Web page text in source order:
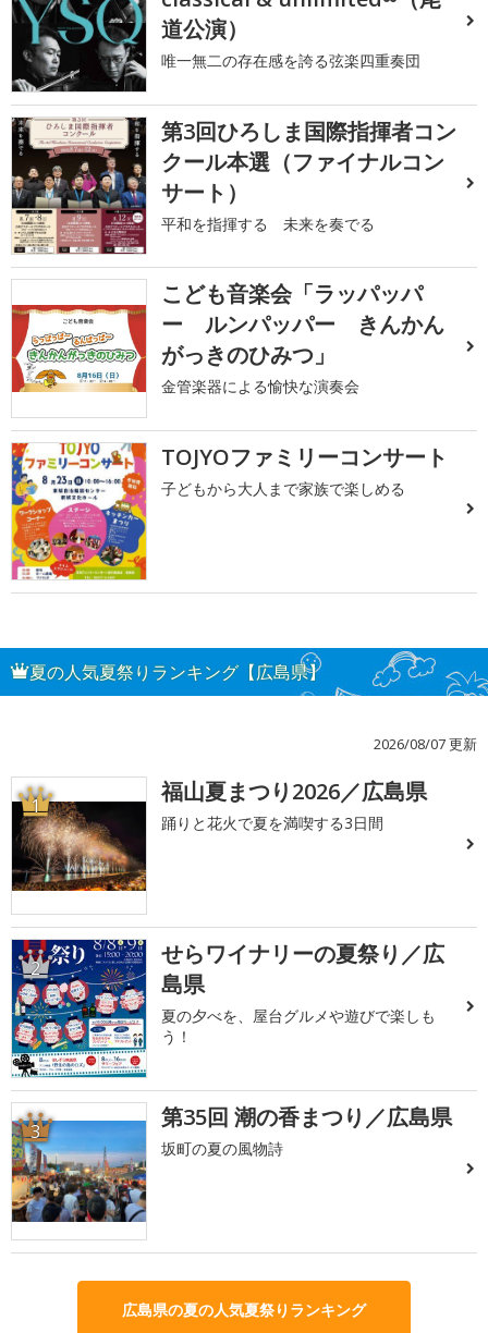
道公演）
唯一無二の存在感を誇る弦楽四重奏団
第3回ひろしま国際指揮者コン
クール本選（ファイナルコン
サート）
平和を指揮する 未来を奏でる
こども音楽会「ラッパッパ
ー ルンパッパー きんかん
がっきのひみつ」
金管楽器による愉快な演奏会
TOJYOファミリーコンサート
子どもから大人まで家族で楽しめる
夏の人気夏祭りランキング【広島県】
2026/08/07 更新
1 福山夏まつり2026／広島県
踊りと花火で夏を満喫する3日間
2
せらワイナリーの夏祭り／広
島県
夏の夕べを、屋台グルメや遊びで楽しも
う！
3 第35回 潮の香まつり／広島県
坂町の夏の風物詩
広島県の夏の人気夏祭りランキング